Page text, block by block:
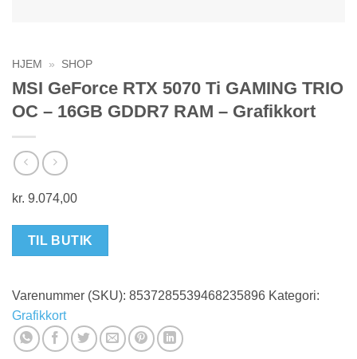
HJEM » SHOP
MSI GeForce RTX 5070 Ti GAMING TRIO
OC – 16GB GDDR7 RAM – Grafikkort
kr. 9.074,00
TIL BUTIK
Varenummer (SKU): 8537285539468235896 Kategori:
Grafikkort